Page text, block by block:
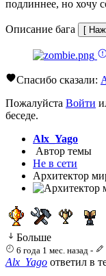
подлиннее, но хочу
Описание бага
Спасибо сказали:
Пожалуйста Войти
беседе.
Alx_Yago
Автор темы
Не в сети
Архитектор
Больше
6 года 1 мес. назад -
Alx_Yago ответил в